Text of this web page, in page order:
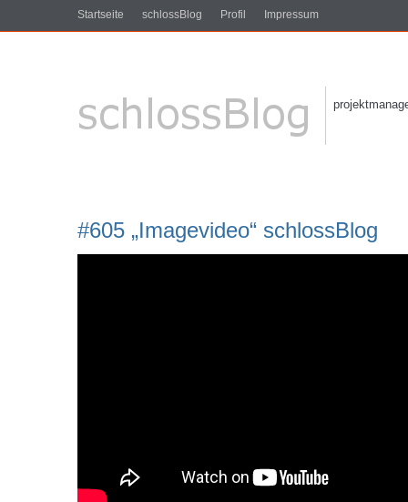
Startseite schlossBlog Profil Impressum
#605 „Imagevideo“ schlossBlog